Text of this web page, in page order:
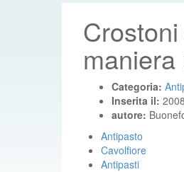
Categoria:
Inserita il:
autore:
Antipasto
Cavolfiore
Antipasti